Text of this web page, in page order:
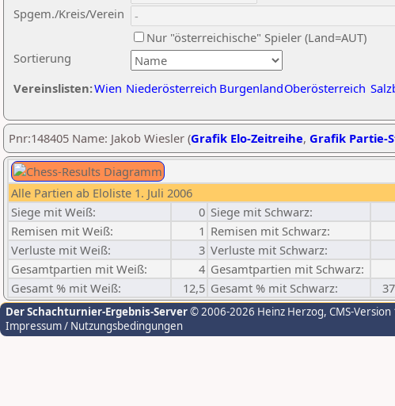
Sortierung
Spgem./Kreis/Verein
Nur "österreichische" Spieler (Land=AUT)
Vereinslisten:Wien Niederösterreich BurgenlandOberösterreich
Pnr:148405 Name: Jakob Wiesler (Grafik Elo-Zeitreihe, Grafik Partie-
Alle Partien ab Eloliste 1. Juli 2006
Siege mit Weiß:
0 Siege mit Schwarz:
Remisen mit Weiß:
1 Remisen mit Schwarz:
Verluste mit Weiß:
3 Verluste mit Schwarz:
Gesamtpartien mit Weiß:
4 Gesamtpartien mit Schwarz:
Gesamt % mit Weiß:
12,5 Gesamt % mit Schwarz:
Der Schachturnier-Ergebnis-Server© 2006-2026 Heinz Herzog, CMS-
Impressum / Nutzungsbedingungen